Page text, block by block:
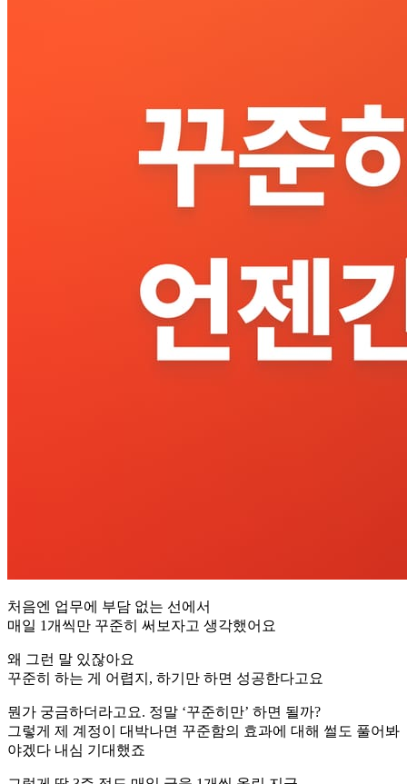
처음엔 업무에 부담 없는 선에서
매일 1개씩만 꾸준히 써보자고 생각했어요
왜 그런 말 있잖아요
꾸준히 하는 게 어렵지, 하기만 하면 성공한다고요
뭔가 궁금하더라고요. 정말 ‘꾸준히만’ 하면 될까?
그렇게 제 계정이 대박나면 꾸준함의 효과에 대해 썰도 풀어봐
야겠다 내심 기대했죠